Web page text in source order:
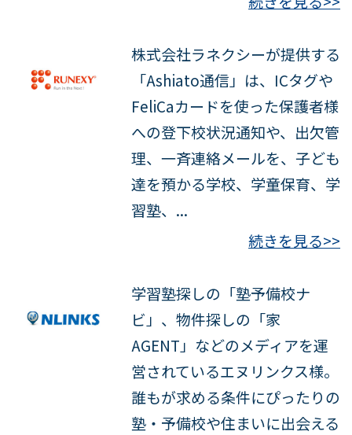
株式会社ラネクシーが提供する
「Ashiato通信」は、ICタグや
FeliCaカードを使った保護者様
への登下校状況通知や、出欠管
理、一斉連絡メールを、子ども
達を預かる学校、学童保育、学
習塾、...
続きを見る>>
学習塾探しの「塾予備校ナ
ビ」、物件探しの「家
AGENT」などのメディアを運
営されているエヌリンクス様。
誰もが求める条件にぴったりの
塾・予備校や住まいに出会える